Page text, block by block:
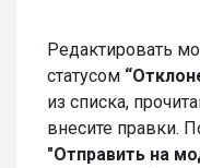
Редактировать
статусом
из списка,
внесите правки.
"Отправить на